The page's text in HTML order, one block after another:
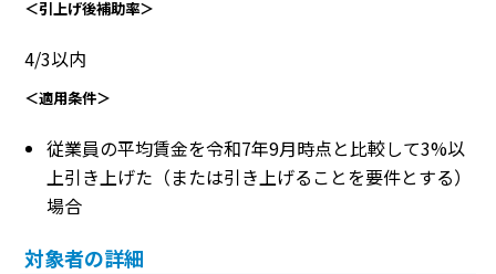
＜引上げ後補助率＞
4/3以内
＜適用条件＞
従業員の平均賃金を令和7年9月時点と比較して3%以
上引き上げた（または引き上げることを要件とする）
場合
対象者の詳細